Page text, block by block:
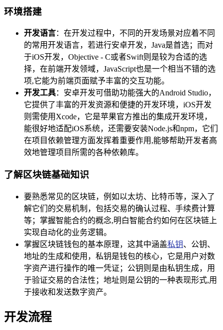
环境搭建
开发语言：在开发过程中，不同的开发场景对应着不同
的常用开发语言，若进行安卓开发，Java是首选；而对
于iOS开发，Objective - C或者Swift则是较为合适的选
择，在前端开发领域，JavaScript也是一个相当不错的选
项,它能为前端页面赋予丰富的交互功能。
开发工具：安卓开发可借助功能强大的Android Studio，
它提供了丰富的开发资源和便捷的开发环境，iOS开发
则需使用Xcode，它是苹果官方推出的集成开发环境，
能很好地适配iOS系统，还需要安装Node.js和npm，它们
在项目依赖管理方面发挥着重要作用,能够帮助开发者高
效地管理项目所需的各种依赖库。
了解区块链基础知识
要熟悉常见的区块链，例如以太坊、比特币等，深入了
解它们的交易机制，包括交易的确认过程、手续费计算
等；掌握智能合约的概念,明白智能合约如何在区块链上
实现自动化的业务逻辑。
掌握区块链钱包的基本原理，这其中涵盖私钥、公钥、
地址的生成和使用，私钥是钱包的核心，它是用户对数
字资产进行操作的唯一凭证；公钥则是由私钥生成，用
于验证交易的合法性；地址则是公钥的一种表现形式,用
于接收和发送数字资产。
开发流程